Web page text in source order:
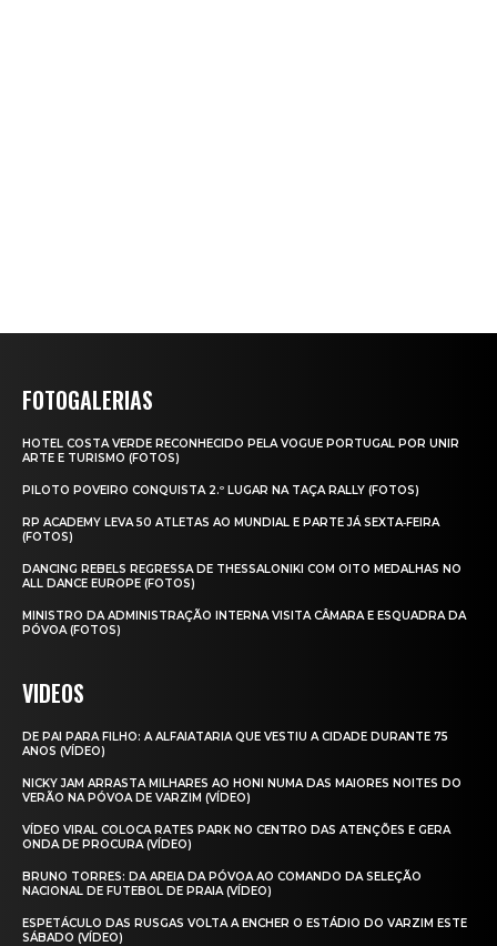
FOTOGALERIAS
HOTEL COSTA VERDE RECONHECIDO PELA VOGUE PORTUGAL POR UNIR
ARTE E TURISMO (FOTOS)
PILOTO POVEIRO CONQUISTA 2.º LUGAR NA TAÇA RALLY (FOTOS)
RP ACADEMY LEVA 50 ATLETAS AO MUNDIAL E PARTE JÁ SEXTA‑FEIRA
(FOTOS)
DANCING REBELS REGRESSA DE THESSALONIKI COM OITO MEDALHAS NO
ALL DANCE EUROPE (FOTOS)
MINISTRO DA ADMINISTRAÇÃO INTERNA VISITA CÂMARA E ESQUADRA DA
PÓVOA (FOTOS)
VIDEOS
DE PAI PARA FILHO: A ALFAIATARIA QUE VESTIU A CIDADE DURANTE 75
ANOS (VÍDEO)
NICKY JAM ARRASTA MILHARES AO HONI NUMA DAS MAIORES NOITES DO
VERÃO NA PÓVOA DE VARZIM (VÍDEO)
VÍDEO VIRAL COLOCA RATES PARK NO CENTRO DAS ATENÇÕES E GERA
ONDA DE PROCURA (VÍDEO)
BRUNO TORRES: DA AREIA DA PÓVOA AO COMANDO DA SELEÇÃO
NACIONAL DE FUTEBOL DE PRAIA (VÍDEO)
ESPETÁCULO DAS RUSGAS VOLTA A ENCHER O ESTÁDIO DO VARZIM ESTE
SÁBADO (VÍDEO)